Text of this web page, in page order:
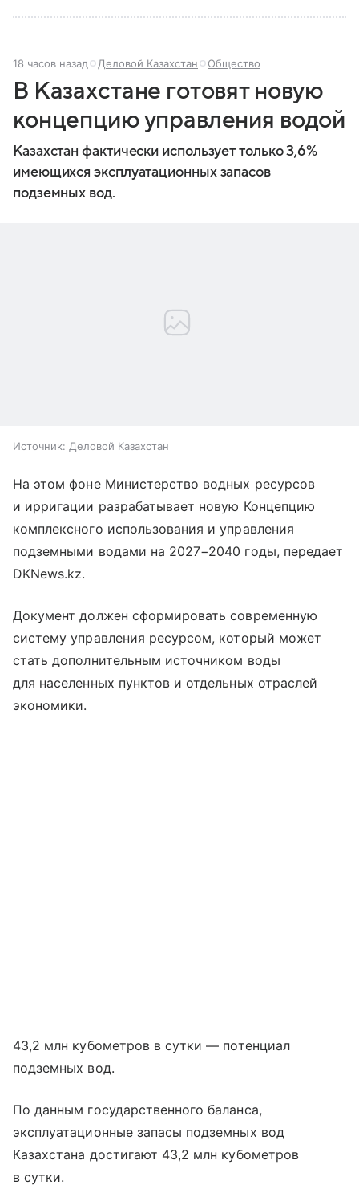
18 часов назад Деловой Казахстан Общество
В Казахстане готовят новую
концепцию управления водой
Казахстан фактически использует только 3,6%
имеющихся эксплуатационных запасов
подземных вод.
Источник: Деловой Казахстан
На этом фоне Министерство водных ресурсов
и ирригации разрабатывает новую Концепцию
комплексного использования и управления
подземными водами на 2027−2040 годы, передает
DKNews.kz.
Документ должен сформировать современную
систему управления ресурсом, который может
стать дополнительным источником воды
для населенных пунктов и отдельных отраслей
экономики.
43,2 млн кубометров в сутки — потенциал
подземных вод.
По данным государственного баланса,
эксплуатационные запасы подземных вод
Казахстана достигают 43,2 млн кубометров
в сутки.